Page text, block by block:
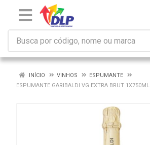
INÍCIO VINHOS
ESPUMANTE
ESPUMANTE GARIBALDI VG EXTRA BRUT 1X750ML